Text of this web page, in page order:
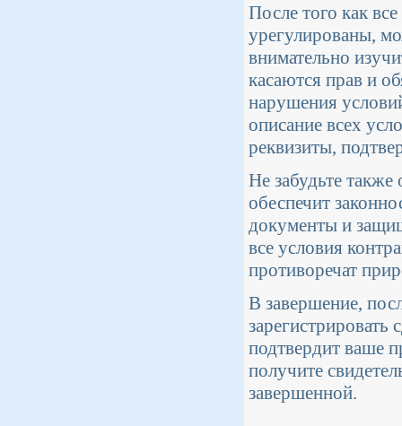
После того как
урегулированы,
внимательно
касаются прав и
нарушения
описание всех
реквизиты,
Не забудьте
обеспечит
документы и
все условия
противоречат
В завершение,
зарегистрировать
подтвердит ваше
получите
завершенной.